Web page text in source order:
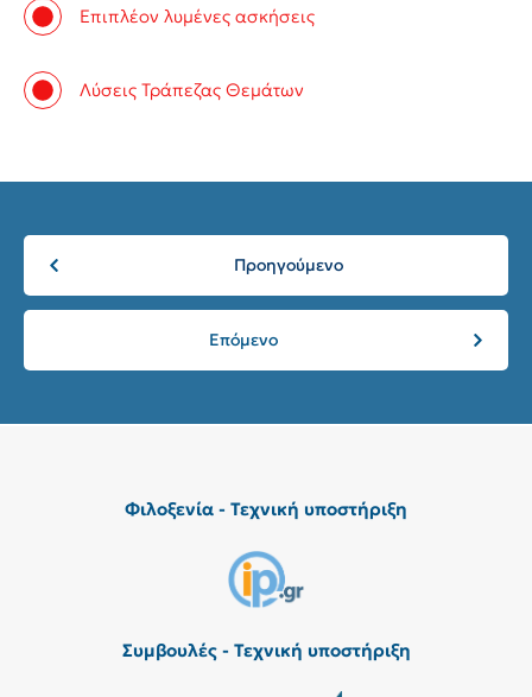
Επιπλέον λυμένες ασκήσεις
Λύσεις Τράπεζας Θεμάτων
Προηγούμενο
Επόμενο
Φιλοξενία - Τεχνική υποστήριξη
Συμβουλές - Τεχνική υποστήριξη